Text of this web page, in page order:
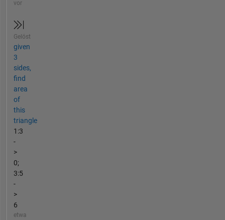
vor
Gelöst
given
3
sides,
find
area
of
this
triangle
1:3
-
>
0;
3:5
-
>
6
etwa